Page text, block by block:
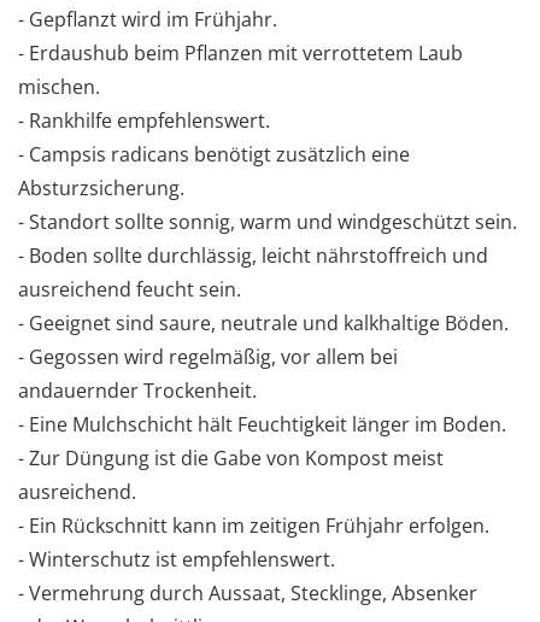
- Gepflanzt wird im Frühjahr.
- Erdaushub beim Pflanzen mit verrottetem Laub
mischen.
- Rankhilfe empfehlenswert.
- Campsis radicans benötigt zusätzlich eine
Absturzsicherung.
- Standort sollte sonnig, warm und windgeschützt sein.
- Boden sollte durchlässig, leicht nährstoffreich und
ausreichend feucht sein.
- Geeignet sind saure, neutrale und kalkhaltige Böden.
- Gegossen wird regelmäßig, vor allem bei
andauernder Trockenheit.
- Eine Mulchschicht hält Feuchtigkeit länger im Boden.
- Zur Düngung ist die Gabe von Kompost meist
ausreichend.
- Ein Rückschnitt kann im zeitigen Frühjahr erfolgen.
- Winterschutz ist empfehlenswert.
- Vermehrung durch Aussaat, Stecklinge, Absenker